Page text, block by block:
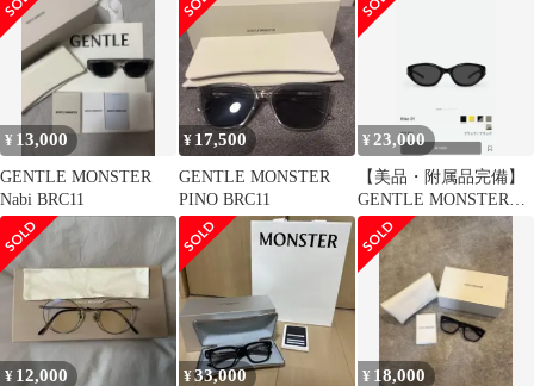
ラック
¥ 13,000
GENTLE MONSTER
Nabi BRC11
¥ 17,500
GENTLE MONSTER
PINO BRC11
¥23,000
【美品・附属品完備】
GENTLE MONSTER
kiko 01
¥ 12,000 ¥33,000 ¥ 18,000